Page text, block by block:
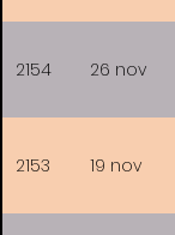
2154 26 nov
2153 19 nov